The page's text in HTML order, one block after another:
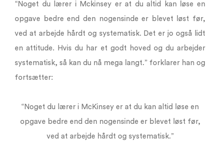
“Noget du lærer i Mckinsey er at du altid kan løse en
opgave bedre end den nogensinde er blevet løst før,
ved at arbejde hårdt og systematisk. Det er jo også lidt
en attitude. Hvis du har et godt hoved og du arbejder
systematisk, så kan du nå mega langt.” forklarer han og
fortsætter:
“Noget du lærer i McKinsey er at du kan altid løse en
opgave bedre end den nogensinde er blevet løst før,
ved at arbejde hårdt og systematisk.”